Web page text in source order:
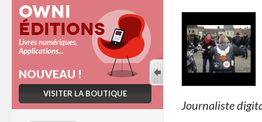
Journaliste
Owni
Éditions
Livres numériques,
Applications...
NOUVEAU !
VISITER LA BOUTIQUE